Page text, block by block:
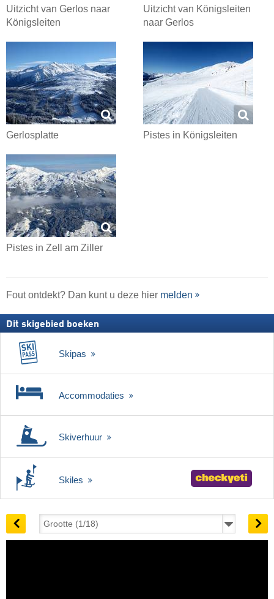
Uitzicht van Gerlos naar
Königsleiten
Uitzicht van Königsleiten
naar Gerlos
Gerlosplatte Pistes in Königsleiten
Pistes in Zell am Ziller
Fout ontdekt? Dan kunt u deze hier melden
Dit skigebied boeken
Skipas
Accommodaties
Skiverhuur
Skiles